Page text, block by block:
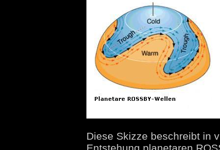
Diese Skizze beschreibt in